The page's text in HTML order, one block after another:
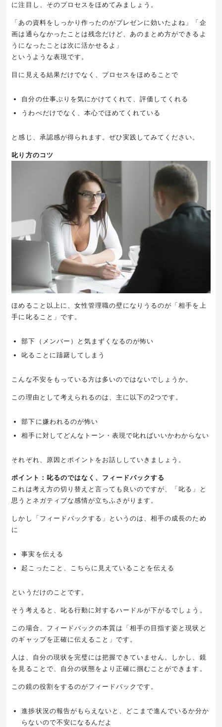
に注目し、そのプロセスをほめてみましょう。
「あの資料をしっかり作ったのがプレゼンに効いたよね」「企
画は通らなかったことは残念だけど、あのまとめ方ができるよ
うになったことは次に活かせるよ」
というような表現です。
目に見える結果だけでなく、プロセスをほめることで
自分の仕事ぶりを気にかけてくれて、評価してくれる
うわべだけでなく、本心でほめてくれている
と感じ、承認感が得られます。ぜひ実践してみてください。
叱り方のコツ
ほめること以上に、女性管理職の壁になりうるのが「相手を上
手に叱ること」です。
部下（メンバー）と気まずくなるのが怖い
叱ることに躊躇してしまう
こんな不安をもっている方は多いのではないでしょうか。
この理由として考えられるのは、主に以下の2つです。
部下に嫌われるのが怖い
相手に対してどんなトーン・表現で叱ればいいかわからない
それぞれ、原因とポイントをお話ししていきましょう。
ポイント：叱るのではなく、フィードバックする
これは考え方の切り替えと言っても良いのですが、「叱る」と
思うとネガティブな感情が立ちふさがります。
しかし「フィードバックする」というのは、相手の成長のため
に
事実を伝える
起こったこと、こちらに見えていることを伝える
というだけのことです。
そう考えると、叱る行動に対するハードルが下がるでしょう。
この場合、フィードバックの本質は「相手の目指す姿と現状と
のギャップを正確に伝えること」です。
人は、自分の現状を完璧には把握できていません。しかし、鏡
を見ることで、自分の状態をより正確に掴むことができます。
この鏡の役割をするのがフィードバックです。
進捗状況の報告がもらえないと、どこまで進んでいるか分か
らないので不安になるんだよ